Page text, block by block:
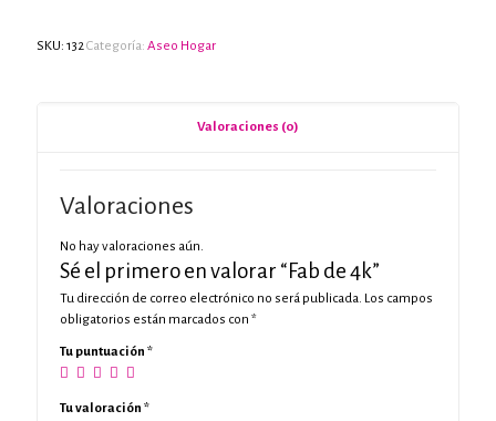
SKU: 132Categoría: Aseo Hogar
Valoraciones (0)
Valoraciones
No hay valoraciones aún.
Sé el primero en valorar “Fab de 4k”
Tu dirección de correo electrónico no será publicada. Los campos
obligatorios están marcados con *
Tu puntuación *
Tu valoración *